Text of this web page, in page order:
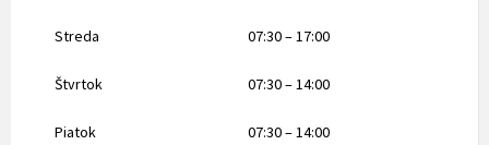
Streda 07:30 – 17:00
Štvrtok 07:30 – 14:00
Piatok 07:30 – 14:00